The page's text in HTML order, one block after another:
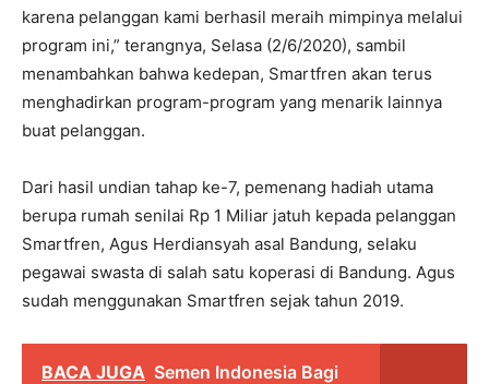
karena pelanggan kami berhasil meraih mimpinya melalui
program ini,” terangnya, Selasa (2/6/2020), sambil
menambahkan bahwa kedepan, Smartfren akan terus
menghadirkan program-program yang menarik lainnya
buat pelanggan.
Dari hasil undian tahap ke-7, pemenang hadiah utama
berupa rumah senilai Rp 1 Miliar jatuh kepada pelanggan
Smartfren, Agus Herdiansyah asal Bandung, selaku
pegawai swasta di salah satu koperasi di Bandung. Agus
sudah menggunakan Smartfren sejak tahun 2019.
BACA JUGA Semen Indonesia Bagi